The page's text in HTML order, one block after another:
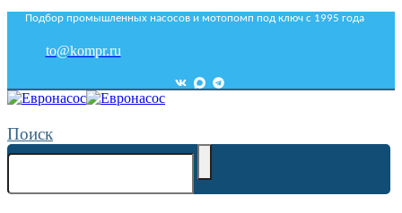
Подбор промышленных насосов и мотопомп под ключ с 1995 года
to@kompr.ru
Поиск